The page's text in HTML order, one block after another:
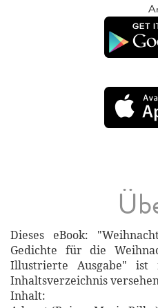
Dieses eBook:
Gedichte für die
Illustrierte Ausgabe" ist
Inhaltsverzeichnis
Inhalt: